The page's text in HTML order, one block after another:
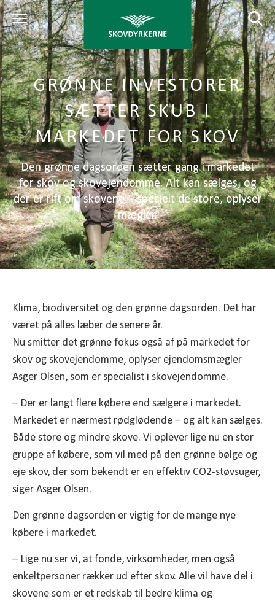
GRØNNE INVESTORER
SÆTTER SKUB I
MARKEDET FOR SKOV
Den grønne dagsorden sætter gang i markedet
for skov og skovejendomme. Alt kan sælges, og
der er rift om skovene – specielt de store, oplyser
mægler.
Klima, biodiversitet og den grønne dagsorden. Det har
været på alles læber de senere år.
Nu smitter det grønne fokus også af på markedet for
skov og skovejendomme, oplyser ejendomsmægler
Asger Olsen, som er specialist i skovejendomme.
– Der er langt flere købere end sælgere i markedet.
Markedet er nærmest rødglødende – og alt kan sælges.
Både store og mindre skove. Vi oplever lige nu en stor
gruppe af købere, som vil med på den grønne bølge og
eje skov, der som bekendt er en effektiv CO2-støvsuger,
siger Asger Olsen.
Den grønne dagsorden er vigtig for de mange nye
købere i markedet.
– Lige nu ser vi, at fonde, virksomheder, men også
enkeltpersoner rækker ud efter skov. Alle vil have del i
skovene som er et redskab til bedre klima og